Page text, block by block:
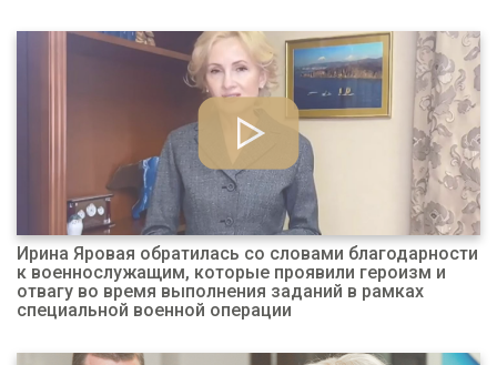
Ирина Яровая обратилась со словами благодарности
к военнослужащим, которые проявили героизм и
отвагу во время выполнения заданий в рамках
специальной военной операции